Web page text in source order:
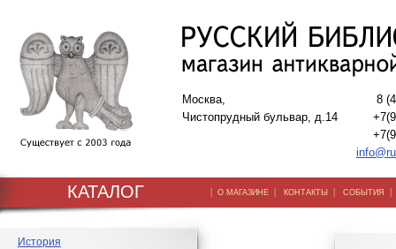
Москва,
Чистопрудный бульвар, д.14
8
КАТАЛОГ | О МАГАЗИНЕ | КОНТАКТЫ | СОБЫТИЯ
История